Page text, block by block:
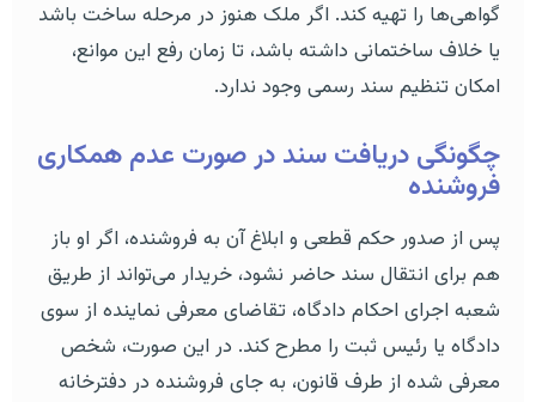
گواهی‌ها را تهیه کند. اگر ملک هنوز در مرحله ساخت باشد
یا خلاف ساختمانی داشته باشد، تا زمان رفع این موانع،
امکان تنظیم سند رسمی وجود ندارد.
چگونگی دریافت سند در صورت عدم همکاری
فروشنده
پس از صدور حکم قطعی و ابلاغ آن به فروشنده، اگر او باز
هم برای انتقال سند حاضر نشود، خریدار می‌تواند از طریق
شعبه اجرای احکام دادگاه، تقاضای معرفی نماینده از سوی
دادگاه یا رئیس ثبت را مطرح کند. در این صورت، شخص
معرفی شده از طرف قانون، به جای فروشنده در دفترخانه